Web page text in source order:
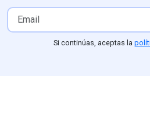
Si continúas, aceptas la